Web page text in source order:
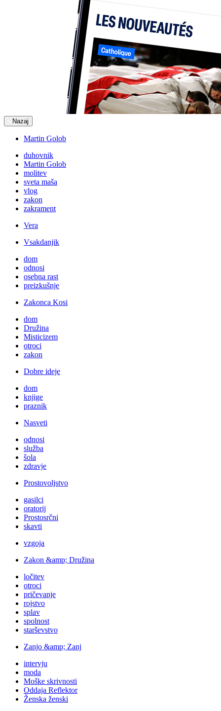
Nazaj
Martin Golob
duhovnik
Martin Golob
molitev
sveta maša
vlog
zakon
zakrament
Vera
Vsakdanjik
dom
odnosi
osebna rast
preizkušnje
Zakonca Kosi
dom
Družina
Misticizem
otroci
zakon
Dobre ideje
dom
knjige
praznik
Nasveti
odnosi
služba
šola
zdravje
Prostovoljstvo
gasilci
oratorij
Prostosrčni
skavti
vzgoja
Zakon &amp; Družina
ločitev
otroci
pričevanje
rojstvo
splav
spolnost
starševstvo
Zanjo &amp; Zanj
intervju
moda
Moške skrivnosti
Oddaja Reflektor
Ženska ženski